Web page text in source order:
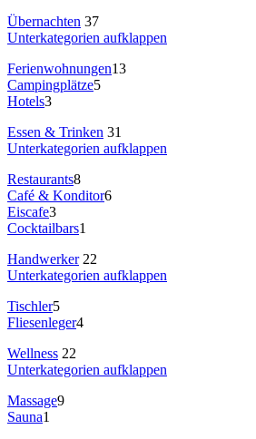
Übernachten 37
Unterkategorien aufklappen
Ferienwohnungen13
Campingplätze5
Hotels3
Essen & Trinken 31
Unterkategorien aufklappen
Restaurants8
Café & Konditor6
Eiscafe3
Cocktailbars1
Handwerker22
Unterkategorien aufklappen
Tischler5
Fliesenleger4
Wellness 22
Unterkategorien aufklappen
Massage9
Sauna1